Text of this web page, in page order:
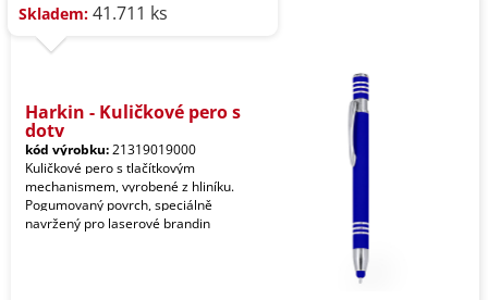
Skladem: 41.711 ks
Harkin - Kuličkové pero s
doty
kód výrobku:21319019000
Kuličkové pero s tlačítkovým
mechanismem, vyrobené z hliníku.
Pogumovaný povrch, speciálně
navržený pro laserové brandin